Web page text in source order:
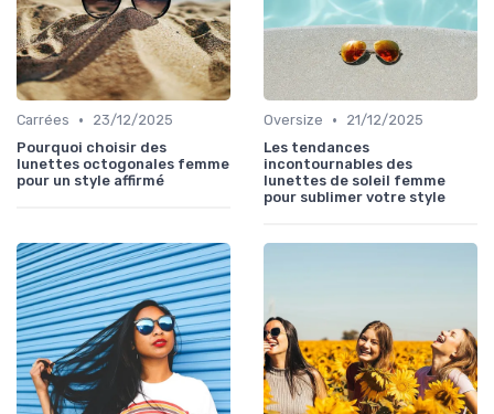
Carrées •
23/12/2025
Pourquoi choisir des
lunettes octogonales femme
pour un style affirmé
Oversize •
21/12/2025
Les tendances
incontournables des
lunettes de soleil femme
pour sublimer votre style